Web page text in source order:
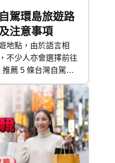
駕環島旅遊路
注意事項
地點，由於語言相
不少人亦會選擇前往
薦 5 條台灣自駕環
快閃旅遊，幫助大家